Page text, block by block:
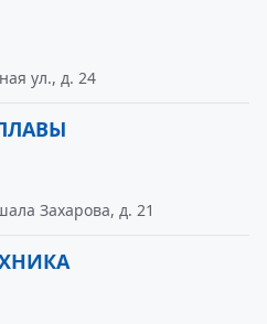
ул., д. 24
Захарова, д. 21